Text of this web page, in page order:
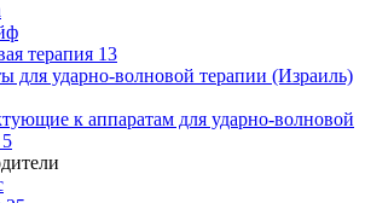
терапия 13
для ударно-волновой терапии (Израиль)
к аппаратам для ударно-волновой
5